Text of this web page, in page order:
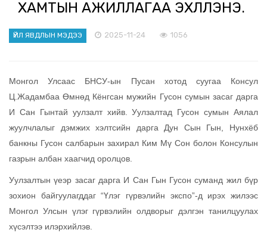
ХАМТЫН АЖИЛЛАГАА ЭХЛҮҮЛЭНЭ.
ҮЙЛ ЯВДЛЫН МЭДЭЭ 2025-11-24 1056
Монгол Улсаас БНСУ-ын Пусан хотод суугаа Консул
Ц.Жадамбаа Өмнөд Кёнгсан мужийн Гусон сумын засаг дарга
И Сан Гынтай уулзалт хийв. Уулзалтад Гусон сумын Аялал
жуулчлалыг дэмжих хэлтсийн дарга Дун Сын Гын, Нунхёб
банкны Гусон салбарын захирал Ким Мү Сон болон Консулын
газрын албан хаагчид оролцов.
Уулзалтын үеэр засаг дарга И Сан Гын Гусон суманд жил бүр
зохион байгуулагддаг “Үлэг гүрвэлийн экспо”-д ирэх жилээс
Монгол Улсын үлэг гүрвэлийн олдворыг дэлгэн танилцуулах
хүсэлтээ илэрхийлэв.